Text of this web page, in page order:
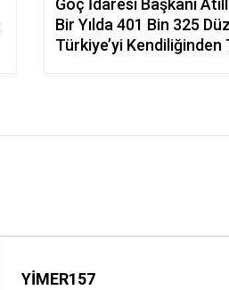
Göç İdaresi Başkanı
Bir Yılda 401 Bin 325
Türkiye’yi Kendiliğinden
YİMER157